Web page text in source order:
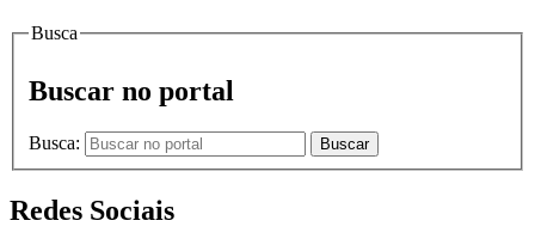
Busca
Buscar no portal
Busca: Buscar
Redes Sociais